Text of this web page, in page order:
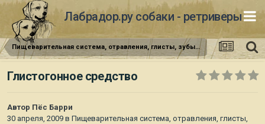
Лабрадор.ру собаки - ретриверы
Пищеварительная система, отравления, глисты, зубы, анальные синусы
Глистогонное средство
Автор Пёс Барри
30 апреля, 2009 в Пищеварительная система, отравления, глисты,